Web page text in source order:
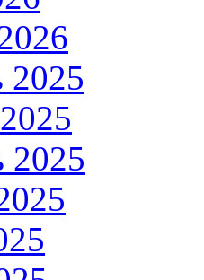
2025
2025